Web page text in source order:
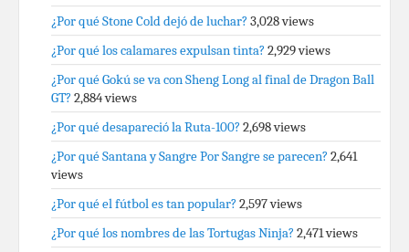
¿Por qué Stone Cold dejó de luchar? 3,028 views
¿Por qué los calamares expulsan tinta? 2,929 views
¿Por qué Gokú se va con Sheng Long al final de Dragon Ball
GT? 2,884 views
¿Por qué desapareció la Ruta-100? 2,698 views
¿Por qué Santana y Sangre Por Sangre se parecen? 2,641
views
¿Por qué el fútbol es tan popular? 2,597 views
¿Por qué los nombres de las Tortugas Ninja? 2,471 views